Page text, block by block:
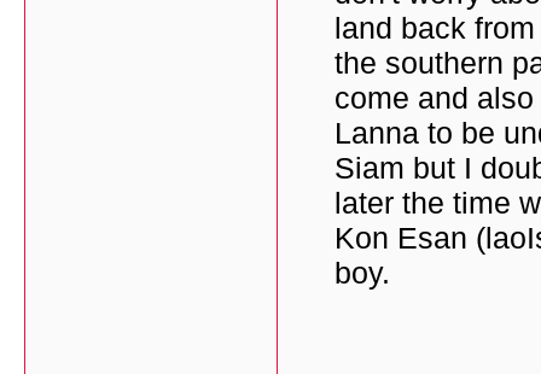
land back
the southern
come and
Lanna to be
Siam but I
later the time
Kon Esan
boy.